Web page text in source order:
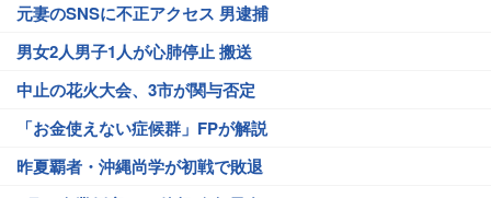
元妻のSNSに不正アクセス 男逮捕
男女2人男子1人が心肺停止 搬送
中止の花火大会、3市が関与否定
「お金使えない症候群」FPが解説
昨夏覇者・沖縄尚学が初戦で敗退